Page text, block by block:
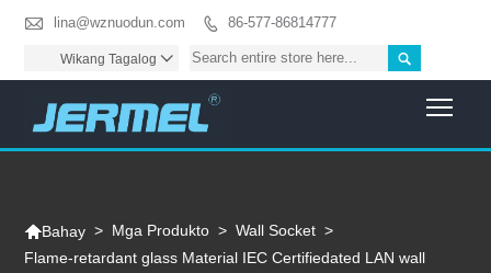
 lina@wznuodun.com  86-577-86814777

Wikang Tagalog 
Bahay > Mga Produkto > Wall Socket >
Flame-retardant glass Material IEC Certifiedated LAN wall